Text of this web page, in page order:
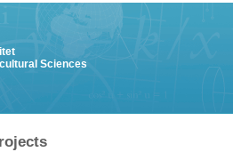
Sciences